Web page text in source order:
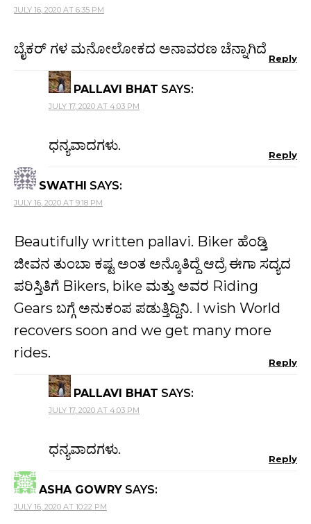
JULY 16, 2020 AT 6:35 PM
ಬೈಕರ್ ಗಳ ಮನೋಲೋಕದ ಅನಾವರಣ ಚೆನ್ನಾಗಿದೆ
Reply
PALLAVI BHAT SAYS:
JULY 17, 2020 AT 4:03 PM
ಧನ್ಯವಾದಗಳು.
Reply
SWATHI SAYS:
JULY 16, 2020 AT 9:18 PM
Beautifully written pallavi. Biker ಹೆಂಡ್ತಿ
ಜೀವನ ತುಂಬಾ ಕಷ್ಟ ಅಂತ ಅನ್ಕೊತಿದ್ದೆ ಆದ್ರೆ ಈಗಾ ಸದ್ಯದ
ಪರಿಸ್ತಿತಿಗೆ Bikers, bike ಮತ್ತು ಅವರ Riding
Gears ಬಗ್ಗೆ ಅನುಕಂಪ ಪಡುತ್ತಿದ್ದಿನಿ. I wish World
recovers soon and we get many more
rides.
Reply
PALLAVI BHAT SAYS:
JULY 17, 2020 AT 4:03 PM
ಧನ್ಯವಾದಗಳು.
Reply
ASHA GOWRY SAYS:
JULY 16, 2020 AT 10:22 PM